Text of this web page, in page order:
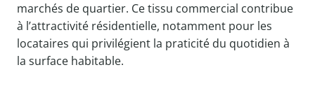
marchés de quartier. Ce tissu commercial contribue
à l’attractivité résidentielle, notamment pour les
locataires qui privilégient la praticité du quotidien à
la surface habitable.